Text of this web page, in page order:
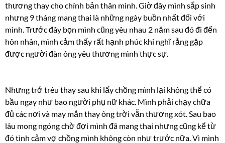
thương thay cho chính bản thân mình. Giờ đây mình sắp sinh
nhưng 9 tháng mang thai là những ngày buồn nhất đối với
mình. Trước đây bọn mình cũng yêu nhau 2 năm sau đó đi đến
hôn nhân, mình cảm thấy rất hạnh phúc khi nghĩ rằng gặp
được người đàn ông yêu thương mình thực sự.
Nhưng trớ trêu thay sau khi lấy chồng mình lại không thể có
bầu ngay như bao người phụ nữ khác. Mình phải chạy chữa
đủ các nơi và may mắn thay ông trời vẫn thương xót. Sau bao
lâu mong ngóng chờ đợi mình đã mang thai nhưng cũng kể từ
đó tình cảm vợ chồng mình không còn như trước nữa. Vì mình